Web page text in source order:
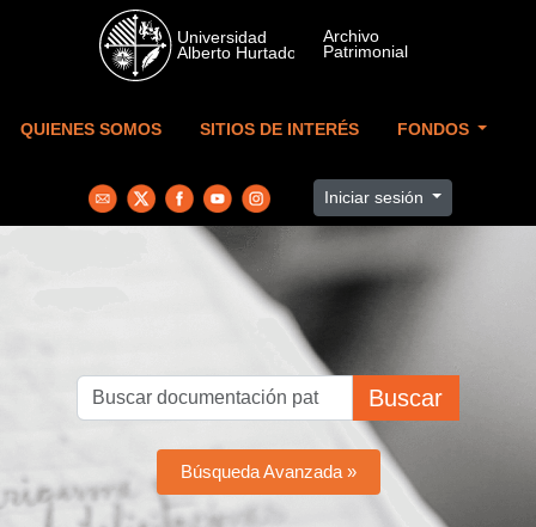
Skip to main content
QUIENES SOMOS SITIOS DE INTERÉS FONDOS
Iniciar sesión
Buscar
Búsqueda Avanzada »